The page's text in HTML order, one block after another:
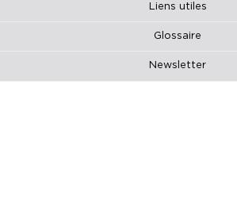
Liens utiles
Glossaire
Newsletter